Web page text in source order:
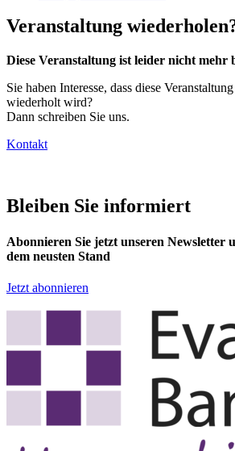
Veranstaltung
Diese Veranstaltung ist leider nicht mehr
Sie haben Interesse, dass diese
wiederholt wird?
Dann schreiben Sie uns.
Kontakt
Bleiben Sie informiert
Abonnieren Sie jetzt unseren Newsletter
dem neusten Stand
Jetzt abonnieren